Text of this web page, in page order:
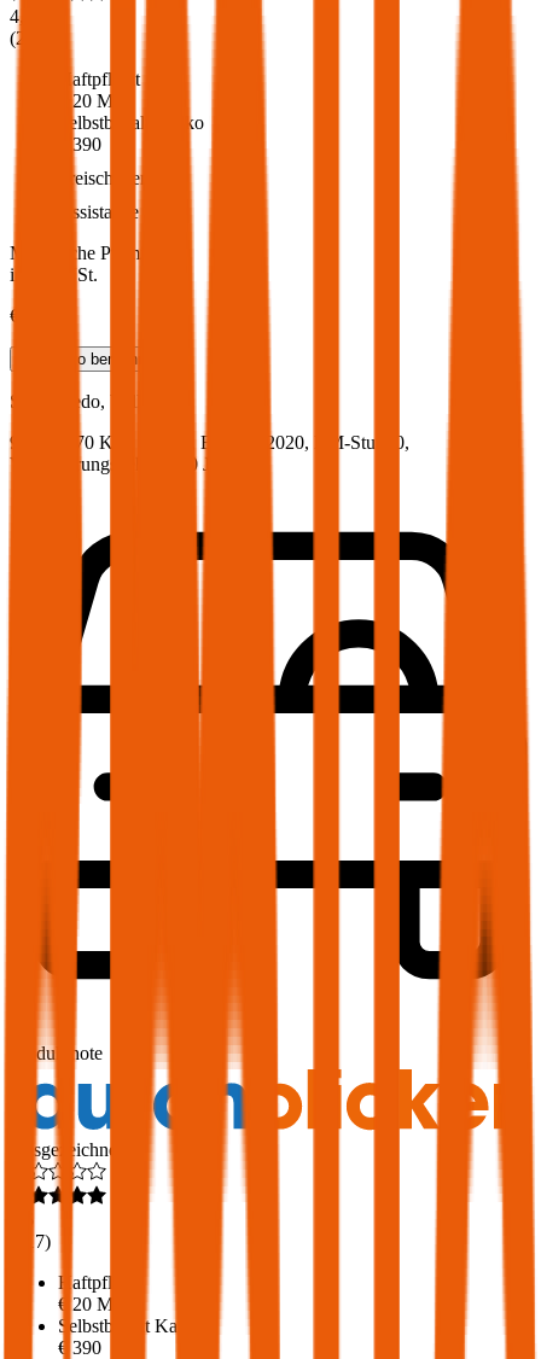
4,6
(217
Haftpflicht
€ 20 Mio.
Selbstbehalt Kasko
€ 390
Freischaden
Assistance
Monatliche Prämie
inkl. mVSt.
€ 47,79
Teilkasko berechnen
Seat
Toledo, Vollkasko
95.1 PS/70 KW, benzin, Baujahr 2020, BM-Stufe 0,
Versicherungsnehmer 30 Jahre
Produktnote
Ausgezeichnet
217)
Haftpflicht
€ 20 Mio.
Selbstbehalt Kasko
€ 390